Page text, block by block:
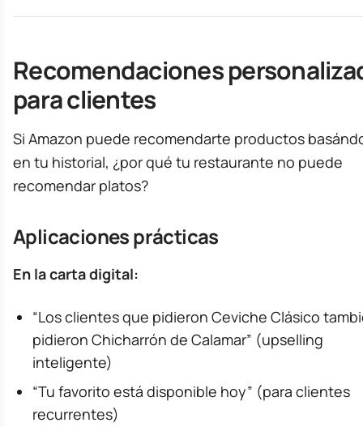
Recomendaciones
para clientes
Si Amazon puede recomendarte productos
en tu historial, ¿por qué tu restaurante no puede
recomendar platos?
Aplicaciones prácticas
En la carta digital:
“Los clientes que pidieron Ceviche Clásico
pidieron Chicharrón de Calamar” (upselling
inteligente)
“Tu favorito está disponible hoy” (para clientes
recurrentes)